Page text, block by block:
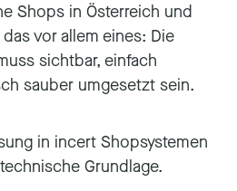
Shops in Österreich und
vor allem eines: Die
sichtbar, einfach
sauber umgesetzt sein.
in incert Shopsystemen
Grundlage.